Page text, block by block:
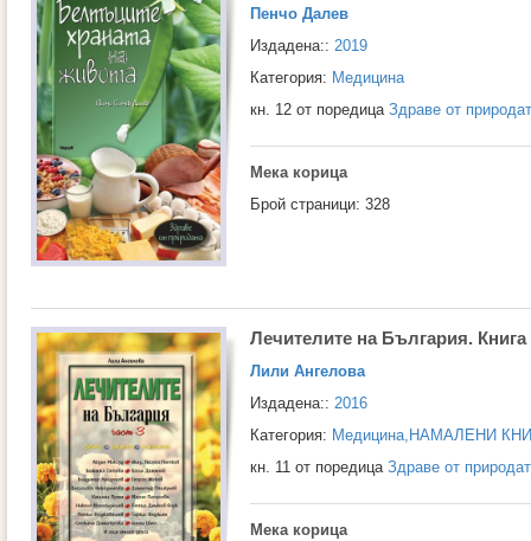
Пенчо Далев
Издадена:: 2019
Категория: Медицина
кн. 12 от поредица Здраве от
Мека корица
Брой страници: 328
Лечителите на България. Книга
Лили Ангелова
Издадена:: 2016
Категория: Медицина, НАМАЛЕНИ
кн. 11 от поредица Здраве от
Мека корица